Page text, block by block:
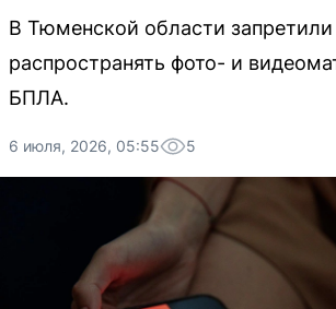
В Тюменской области
распространять фото- и
БПЛА.
6 июля, 2026, 05:55 5